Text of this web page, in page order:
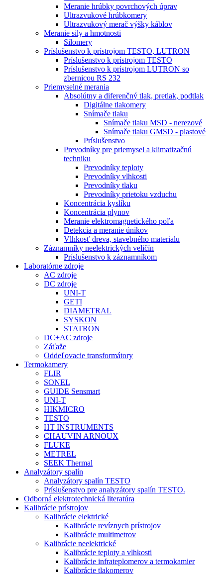
Meranie hrúbky povrchových úprav
Ultrazvukové hrúbkomery
Ultrazvukový merač výšky káblov
Meranie sily a hmotnosti
Silomery
Príslušenstvo k prístrojom TESTO, LUTRON
Príslušenstvo k prístrojom TESTO
Príslušenstvo k prístrojom LUTRON so
zbernicou RS 232
Priemyselné merania
Absolútny a diferenčný tlak, pretlak, podtlak
Digitálne tlakomery
Snímače tlaku
Snímače tlaku MSD - nerezové
Snímače tlaku GMSD - plastové
Príslušenstvo
Prevodníky pre priemysel a klimatizačnú
techniku
Prevodníky teploty
Prevodníky vlhkosti
Prevodníky tlaku
Prevodníky prietoku vzduchu
Koncentrácia kyslíku
Koncentrácia plynov
Meranie elektromagnetického poľa
Detekcia a meranie únikov
Vlhkosť dreva, stavebného materialu
Záznamníky neelektrických veličín
Príslušenstvo k záznamníkom
Laboratórne zdroje
AC zdroje
DC zdroje
UNI-T
GETI
DIAMETRAL
SYSKON
STATRON
DC+AC zdroje
Záťaže
Oddeľovacie transformátory
Termokamery
FLIR
SONEL
GUIDE Sensmart
UNI-T
HIKMICRO
TESTO
HT INSTRUMENTS
CHAUVIN ARNOUX
FLUKE
METREL
SEEK Thermal
Analyzátory spalín
Analyzátory spalín TESTO
Príslušenstvo pre analyzátory spalín TESTO.
Odborná elektrotechnická literatúra
Kalibrácie prístrojov
Kalibrácie elektrické
Kalibrácie revíznych prístrojov
Kalibrácie multimetrov
Kalibrácie neelektrické
Kalibrácie teploty a vlhkosti
Kalibrácie infrateplomerov a termokamier
Kalibrácie tlakomerov